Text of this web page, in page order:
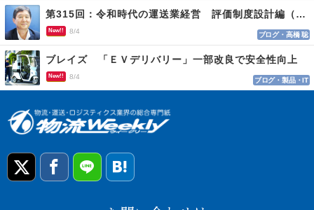
第315回：令和時代の運送業経営 評価制度設計編（１１５）
New!! 8/4 ブログ・高橋 聡
ブレイズ 「ＥＶデリバリー」一部改良で安全性向上
New!! 8/4 ブログ・製品・IT